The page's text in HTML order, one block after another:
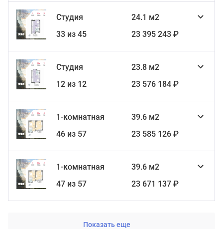
Студия
24.1 м2
33 из 45
23 395 243 ₽
Студия
23.8 м2
12 из 12
23 576 184 ₽
1-комнатная
39.6 м2
46 из 57
23 585 126 ₽
1-комнатная
39.6 м2
47 из 57
23 671 137 ₽
Показать еще